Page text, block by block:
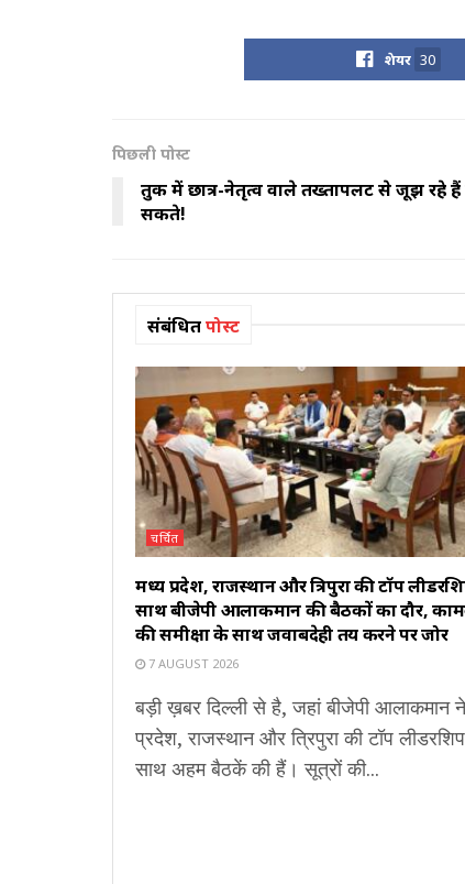
शेयर 30
पिछली पोस्ट
तुर्की में छात्र-नेतृत्व वाले तख्तापलट से जूझ रहे
सकते!
संबंधितपोस्ट
चर्चित
मध्य प्रदेश, राजस्थान और त्रिपुरा की टॉप
साथ बीजेपी आलाकमान की बैठकों का दौर,
की समीक्षा के साथ जवाबदेही तय करने पर जोर
7 AUGUST 2026
बड़ी ख़बर दिल्ली से है, जहां बीजेपी आलाकमान
प्रदेश, राजस्थान और त्रिपुरा की टॉप
साथ अहम बैठकें की हैं। सूत्रों की...